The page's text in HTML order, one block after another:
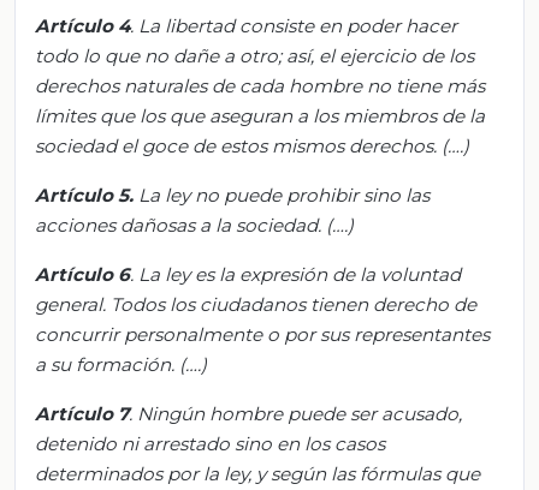
Artículo 4. La libertad consiste en poder hacer
todo lo que no dañe a otro; así, el ejercicio de los
derechos naturales de cada hombre no tiene más
límites que los que aseguran a los miembros de la
sociedad el goce de estos mismos derechos. (….)
Artículo 5. La ley no puede prohibir sino las
acciones dañosas a la sociedad. (….)
Artículo 6. La ley es la expresión de la voluntad
general. Todos los ciudadanos tienen derecho de
concurrir personalmente o por sus representantes
a su formación. (….)
Artículo 7. Ningún hombre puede ser acusado,
detenido ni arrestado sino en los casos
determinados por la ley, y según las fórmulas que